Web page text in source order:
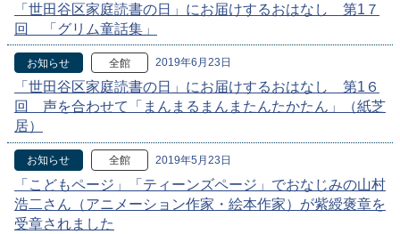
「世田谷区家庭読書の日」にお届けするおはなし 第1７
回 「グリム童話集」
お知らせ 全館 2019年6月23日
「世田谷区家庭読書の日」にお届けするおはなし 第1６
回 声を合わせて「まんまるまんまたんたかたん」（紙芝
居）
お知らせ 全館 2019年5月23日
「こどもページ」「ティーンズページ」でおなじみの山村
浩二さん（アニメーション作家・絵本作家）が紫綬褒章を
受章されました